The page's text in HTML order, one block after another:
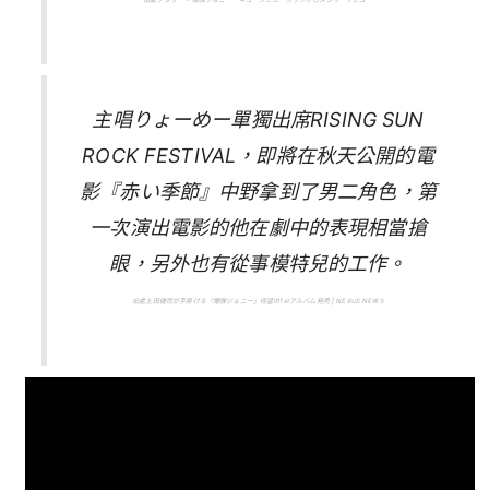
主唱りょーめー單獨出席RISING SUN
ROCK FESTIVAL，即將在秋天公開的電
影『赤い季節』中野拿到了男二角色，第
一次演出電影的他在劇中的表現相當搶
眼，另外也有從事模特兒的工作。
出處上田健司が手掛ける「爆弾ジョニー」待望の1stアルバム発売 | NEXUS NEWS